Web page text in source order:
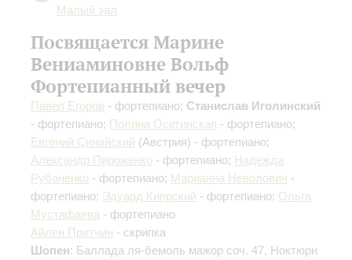
Малый зал
Посвящается Марине
Вениаминовне Вольф
Фортепианный вечер
Павел Егоров - фортепиано; Станислав Иголинский
- фортепиано; Полина Осетинская - фортепиано;
Евгений Синайский (Австрия) - фортепиано;
Александр Пироженко - фортепиано; Надежда
Рубаненко - фортепиано; Марианна Неволович -
фортепиано; Эдуард Кипрский - фортепиано; Ольга
Мустафаева - фортепиано
Айлен Притчин - скрипка
Шопен: Баллада ля-бемоль мажор соч. 47, Ноктюрн